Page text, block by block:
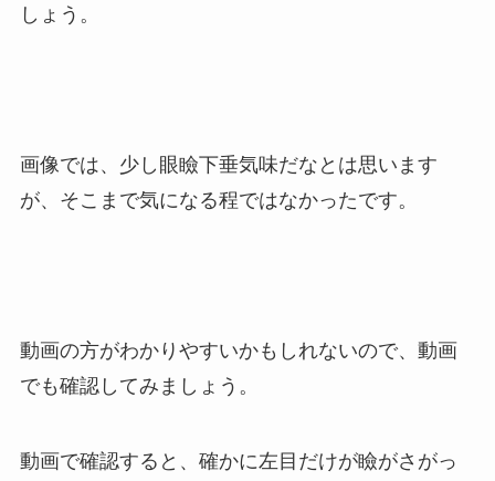
しょう。
画像では、少し眼瞼下垂気味だなとは思います
が、そこまで気になる程ではなかったです。
動画の方がわかりやすいかもしれないので、動画
でも確認してみましょう。
動画で確認すると、確かに左目だけが瞼がさがっ